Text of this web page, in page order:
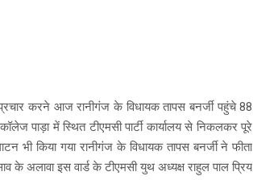
करने आज रानीगंज के विधायक तापस बनर्जी पहुंचे 88
पाड़ा में स्थित टीएमसी पार्टी कार्यालय से निकलकर पूरे
भी किया गया रानीगंज के विधायक तापस बनर्जी ने फीता
के अलावा इस वार्ड के टीएमसी युथ अध्यक्ष राहुल पाल प्रिय